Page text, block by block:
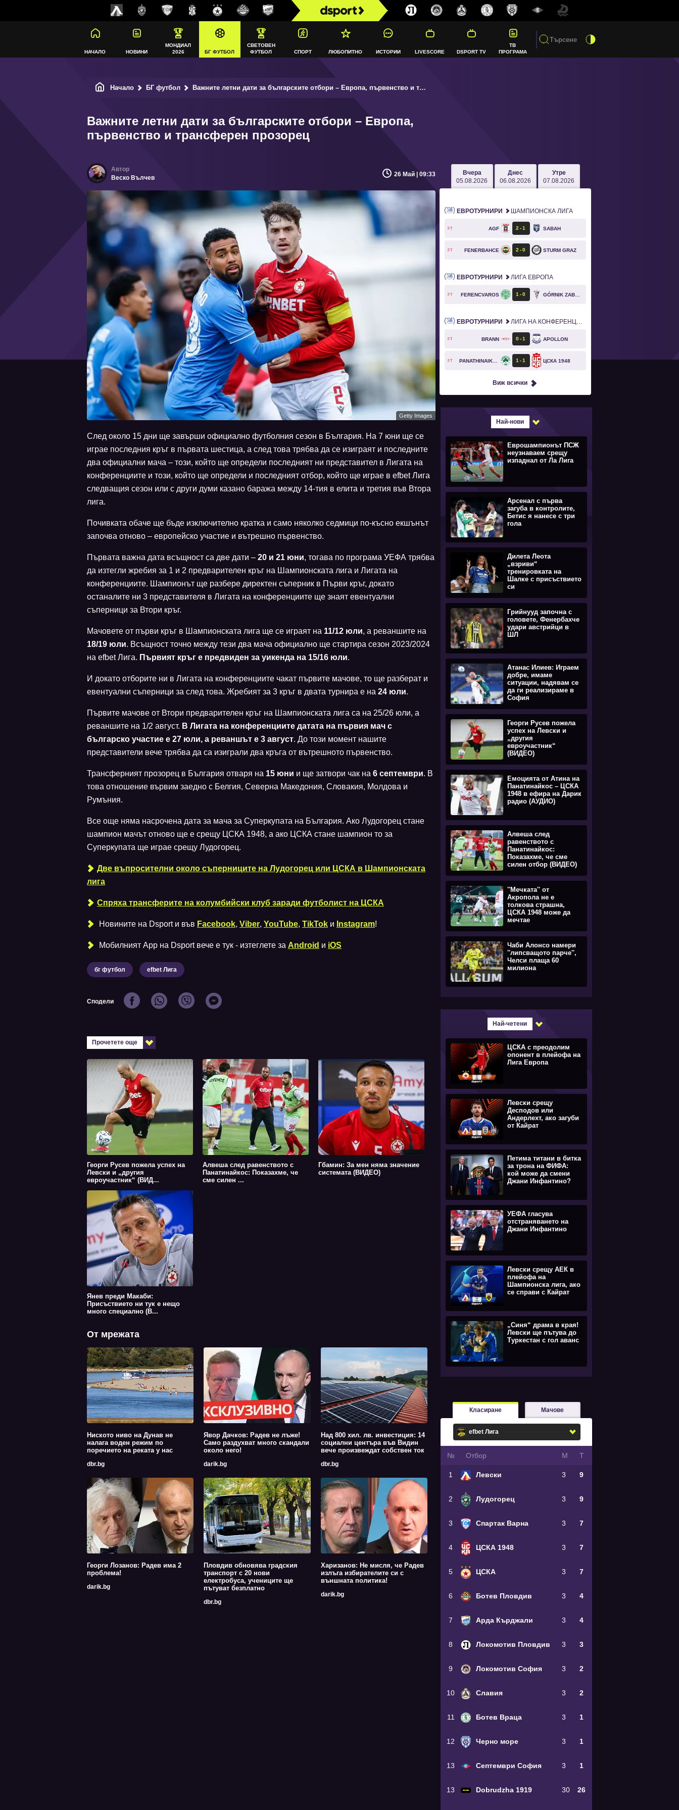
НАЧАЛО НОВИНИ
МОНДИАЛ
2026
БГ ФУТБОЛ
СВЕТОВЕН
ФУТБОЛ
СПОРТ ЛЮБОПИТНО ИСТОРИИ LIVESCORE DSPORT TV
ТВ
ПРОГРАМА
Начало БГ футбол Важните летни дати за българските отбори – Европа, първенство и трансферен прозорец
Важните летни дати за българските отбори – Европа,
първенство и трансферен прозорец
Веско Вълчев 26 Май | 09:33
Getty Images
След около 15 дни ще завърши официално футболния сезон в България. На 7 юни ще се
играе последния кръг в първата шестица, а след това трябва да се изиграят и последните
два официални мача – този, който ще определи последният ни представител в Лигата на
конференциите и този, който ще определи и последният отбор, който ще играе в efbet Лига
следващия сезон или с други думи казано баража между 14-тия в елита и третия във Втора
лига.
Почивката обаче ще бъде изключително кратка и само няколко седмици по-късно екшънът
започва отново – европейско участие и вътрешно първенство.
Първата важна дата всъщност са две дати – 20 и 21 юни, тогава по програма УЕФА трябва
да изтегли жребия за 1 и 2 предварителен кръг на Шампионската лига и Лигата на
конференциите. Шампионът ще разбере директен съперник в Първи кръг, докато
останалите ни 3 представителя в Лигата на конференциите ще знаят евентуални
съперници за Втори кръг.
Мачовете от първи кръг в Шампионската лига ще се играят на 11/12 юли, а реваншите на
18/19 юли. Всъщност точно между тези два мача официално ще стартира сезон 2023/2024
на efbet Лига. Първият кръг е предвиден за уикенда на 15/16 юли.
И докато отборите ни в Лигата на конференциите чакат първите мачове, то ще разберат и
евентуални съперници за след това. Жребият за 3 кръг в двата турнира е на 24 юли.
Първите мачове от Втори предварителен кръг на Шампионската лига са на 25/26 юли, а
реваншите на 1/2 август. В Лигата на конференциите датата на първия мач с
българско участие е 27 юли, а реваншът е 3 август. До този момент нашите
представители вече трябва да са изиграли два кръга от вътрешното първенство.
Трансферният прозорец в България отваря на 15 юни и ще затвори чак на 6 септември. В
това отношение вървим заедно с Белгия, Северна Македония, Словакия, Молдова и
Румъния.
Все още няма насрочена дата за мача за Суперкупата на България. Ако Лудогорец стане
шампион мачът отново ще е срещу ЦСКА 1948, а ако ЦСКА стане шампион то за
Суперкупата ще играе срещу Лудогорец.
Две въпросителни около съперниците на Лудогорец или ЦСКА в Шампионската
лига
Спряха трансферите на колумбийски клуб заради футболист на ЦСКА
Новините на Dsport и във Facebook, Viber, YouTube, TikTok и Instagram!
Мобилният Аpp на Dsport вече е тук - изтеглете за Android и iOS
бг футбол efbet Лига
Сподели
Прочетете още
Георги Русев пожела успех на
Левски и „другия
евроучастник“ (ВИД...
Алвеша след равенството с
Панатинайкос: Показахме, че
сме силен ...
Гбамин: За мен няма значение
системата (ВИДЕО)
Янев преди Макаби:
Присъствието ни тук е нещо
много специално (В...
От мрежата
Ниското ниво на Дунав не
налага воден режим по
поречието на реката у нас
dbr.bg
Явор Дачков: Радев не лъже!
Само раздухват много скандали
около него!
darik.bg
Над 800 хил. лв. инвестиция: 14
социални центъра във Видин
вече произвеждат собствен ток
dbr.bg
Георги Лозанов: Радев има 2
проблема!
darik.bg
Пловдив обновява градския
транспорт с 20 нови
електробуса, учениците ще
пътуват безплатно
dbr.bg
Харизанов: Не мисля, че Радев
излъга избирателите си с
външната политика!
darik.bg
Вчера
05.08.2026
Днес
06.08.2026
Утре
07.08.2026
ЕВРОТУРНИРИ ШАМПИОНСКА ЛИГА
FT AGF 2 1 SABAH
FT FENERBAHCE 2 0 STURM GRAZ
ЕВРОТУРНИРИ ЛИГА ЕВРОПА
FT FERENCVAROS 1 0
ЕВРОТУРНИРИ ЛИГА НА КОНФЕРЕНЦИИТЕ
FT BRANN 0 1 APOLLON
FT 1 1 ЦСКА 1948
Виж всички
Най-нови
Еврошампионът ПСЖ
неузнаваем срещу
изпаднал от Ла Лига
Арсенал с първа
загуба в контролите,
Бетис я нанесе с три
гола
Дилета Леота
„взриви“
тренировката на
Шалке с присъствието
си
Грийнууд започна с
головете, Фенербахче
удари австрийци в
ШЛ
Атанас Илиев: Играем
добре, имаме
ситуации, надявам се
да ги реализираме в
София
Георги Русев пожела
успех на Левски и
„другия
евроучастник“
(ВИДЕО)
Емоцията oт Атина на
Панатинайкос – ЦСКА
1948 в ефира на Дарик
радио (АУДИО)
Алвеша след
равенството с
Панатинайкос:
Показахме, че сме
силен отбор (ВИДЕО)
''Мечката'' от
Акропола не е
толкова страшна,
ЦСКА 1948 може да
мечтае
Чаби Алонсо намери
''липсващото парче'',
Челси плаща 60
милиона
Най-четени
ЦСКА с преодолим
опонент в плейофа на
Лига Европа
Левски срещу
Десподов или
Андерлехт, ако загуби
от Кайрат
Петима титани в битка
за трона на ФИФА:
кой може да смени
Джани Инфантино?
УЕФА гласува
отстраняването на
Джани Инфантино
Левски срещу АЕК в
плейофа на
Шампионска лига, ако
се справи с Кайрат
„Синя“ драма в края!
Левски ще пътува до
Туркестан с гол аванс
Класиране Мачове
№ Oтбор М Т
1 Левски 3 9
2 Лудогорец 3 9
3 Спартак Варна 3 7
4 ЦСКА 1948 3 7
5 ЦСКА 3 7
6 Ботев Пловдив 3 4
7 Арда Кърджали 3 4
8 Локомотив Пловдив 3 3
9 Локомотив София 3 2
10 Славия 3 2
11 Ботев Враца 3 1
12 Черно море 3 1
13 Септември София 3 1
13 Dobrudzha 1919 30 26